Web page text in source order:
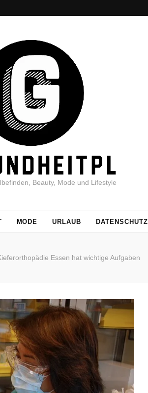
Beauty, Mode und Lifestyle
MODE URLAUB DATENSCHUTZ
Essen hat wichtige Aufgaben